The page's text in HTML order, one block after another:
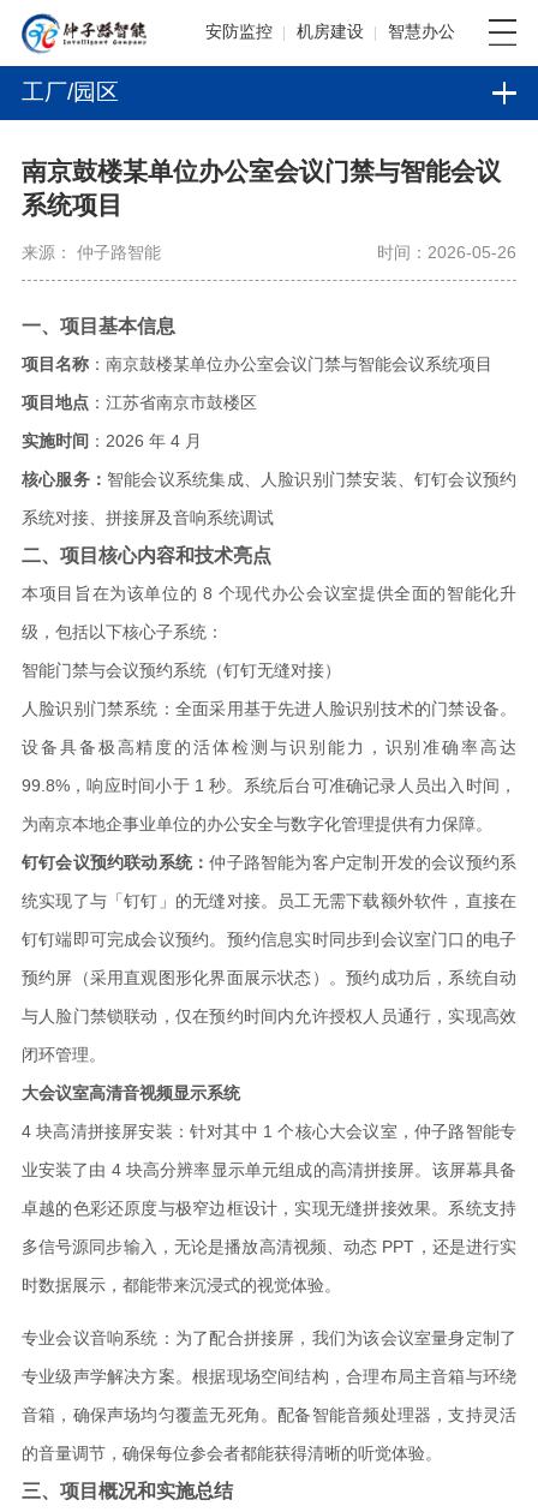
安防监控 机房建设 智慧办公
工厂/园区
南京鼓楼某单位办公室会议门禁与智能会议
系统项目
来源： 仲子路智能 时间：2026-05-26
一、项目基本信息
项目名称：南京鼓楼某单位办公室会议门禁与智能会议系统项目
项目地点：江苏省南京市鼓楼区
实施时间 ： 2026 年 4 月
核心服务： 智能会议系统集成、人脸识别门禁安装、钉钉会议预约
系统对接、拼接屏及音响系统调试
二、项目核心内容和技术亮点
本项目旨在为该单位的 8 个现代办公会议室提供全面的智能化升
级，包括以下核心子系统：
智能门禁与会议预约系统（钉钉无缝对接）
人脸识别门禁系统：全面采用基于先进人脸识别技术的门禁设备。
设备具备极高精度的活体检测与识别能力，识别准确率高达
99.8%，响应时间小于 1 秒。系统后台可准确记录人员出入时间，
为南京本地企事业单位的办公安全与数字化管理提供有力保障。
钉钉会议预约联动系统：仲子路智能为客户定制开发的会议预约系
统实现了与「钉钉」的无缝对接。员工无需下载额外软件，直接在
钉钉端即可完成会议预约。预约信息实时同步到会议室门口的电子
预约屏（采用直观图形化界面展示状态）。预约成功后，系统自动
与人脸门禁锁联动，仅在预约时间内允许授权人员通行，实现高效
闭环管理。
大会议室高清音视频显示系统
4 块高清拼接屏安装：针对其中 1 个核心大会议室，仲子路智能专
业安装了由 4 块高分辨率显示单元组成的高清拼接屏。该屏幕具备
卓越的色彩还原度与极窄边框设计，实现无缝拼接效果。系统支持
多信号源同步输入，无论是播放高清视频、动态 PPT，还是进行实
时数据展示，都能带来沉浸式的视觉体验。
专业会议音响系统：为了配合拼接屏，我们为该会议室量身定制了
专业级声学解决方案。根据现场空间结构，合理布局主音箱与环绕
音箱，确保声场均匀覆盖无死角。配备智能音频处理器，支持灵活
的音量调节，确保每位参会者都能获得清晰的听觉体验。
三、项目概况和实施总结